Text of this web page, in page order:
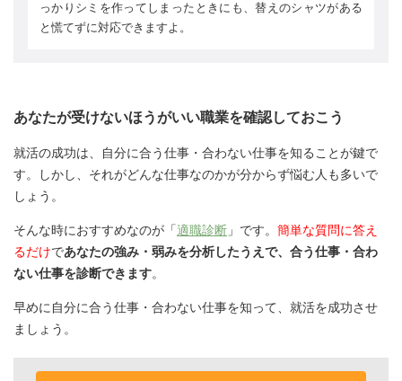
っかりシミを作ってしまったときにも、替えのシャツがある
と慌てずに対応できますよ。
あなたが受けないほうがいい職業を確認しておこう
就活の成功は、自分に合う仕事・合わない仕事を知ることが鍵で
す。しかし、それがどんな仕事なのかが分からず悩む人も多いで
しょう。
そんな時におすすめなのが「適職診断 」です。 簡単な質問に答え
るだけであなたの強み・弱みを分析したうえで、合う仕事・合わ
ない仕事を診断できます。
早めに自分に合う仕事・合わない仕事を知って、就活を成功させ
ましょう。